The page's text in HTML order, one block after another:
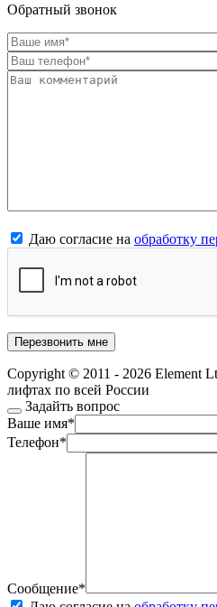
Обратный звонок
Даю согласие на обработку
Copyright © 2011 - 2026 Element
лифтах по всей России
Задайть вопрос
Ваше имя*
Телефон*
Сообщение*